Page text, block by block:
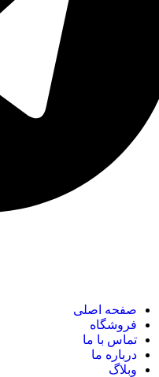
صفحه اصلی
فروشگاه
تماس با ما
درباره ما
وبلاگ